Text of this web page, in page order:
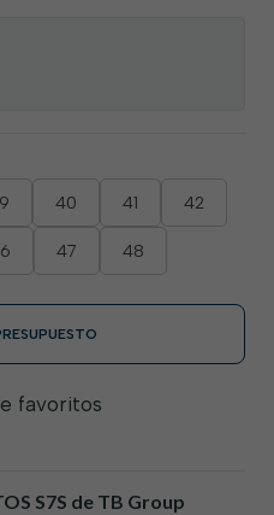
40 41 42
47 48
favoritos
S7S de TB Group